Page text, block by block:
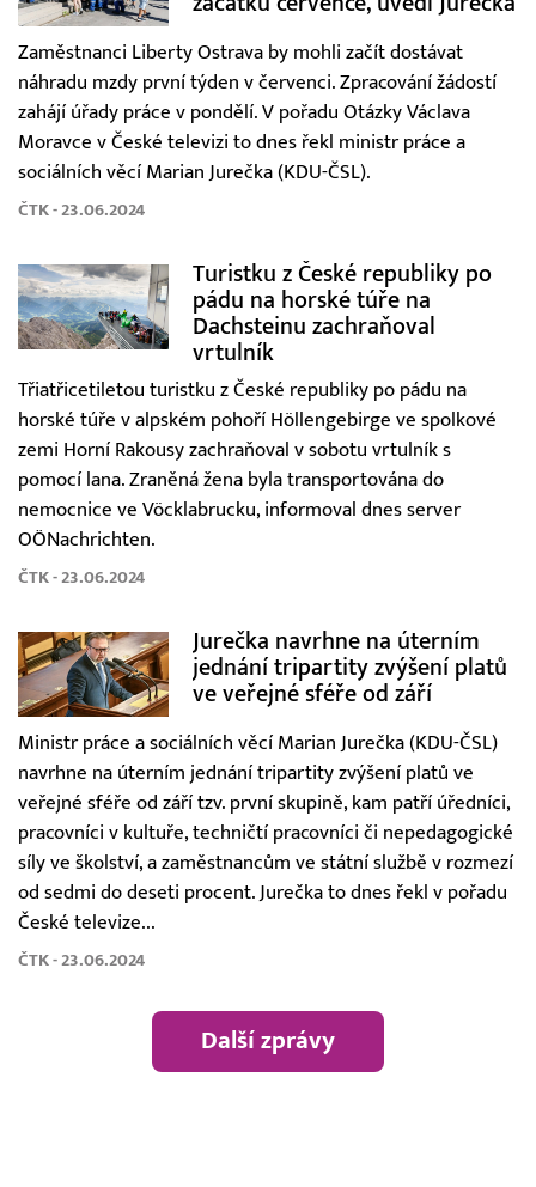
Zaměstnanci Liberty Ostrava by mohli začít dostávat
náhradu mzdy první týden v červenci. Zpracování žádostí
zahájí úřady práce v pondělí. V pořadu Otázky Václava
Moravce v České televizi to dnes řekl ministr práce a
sociálních věcí Marian Jurečka (KDU-ČSL).
ČTK - 23.06.2024
Turistku z České republiky po
pádu na horské túře na
Dachsteinu zachraňoval
vrtulník
Třiatřicetiletou turistku z České republiky po pádu na
horské túře v alpském pohoří Höllengebirge ve spolkové
zemi Horní Rakousy zachraňoval v sobotu vrtulník s
pomocí lana. Zraněná žena byla transportována do
nemocnice ve Vöcklabrucku, informoval dnes server
OÖNachrichten.
ČTK - 23.06.2024
Jurečka navrhne na úterním
jednání tripartity zvýšení platů
ve veřejné sféře od září
Ministr práce a sociálních věcí Marian Jurečka (KDU-ČSL)
navrhne na úterním jednání tripartity zvýšení platů ve
veřejné sféře od září tzv. první skupině, kam patří úředníci,
pracovníci v kultuře, techničtí pracovníci či nepedagogické
síly ve školství, a zaměstnancům ve státní službě v rozmezí
od sedmi do deseti procent. Jurečka to dnes řekl v pořadu
České televize...
ČTK - 23.06.2024
Další zprávy